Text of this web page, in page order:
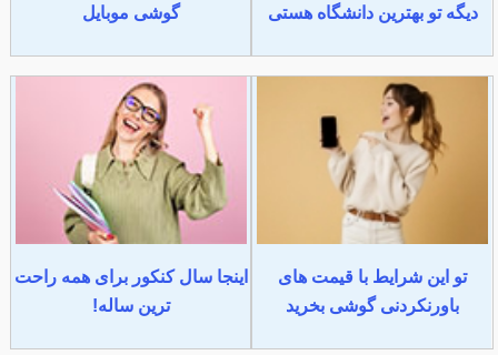
دیگه تو بهترین دانشگاه هستی
گوشی موبایل
تو این شرایط با قیمت های
باورنکردنی گوشی بخرید
اینجا سال کنکور برای همه راحت
ترین ساله!